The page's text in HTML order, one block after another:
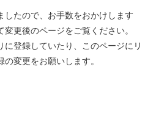
したので、お手数をおかけします
更後のページをご覧ください。
に登録していたり、このページにリ
変更をお願いします。